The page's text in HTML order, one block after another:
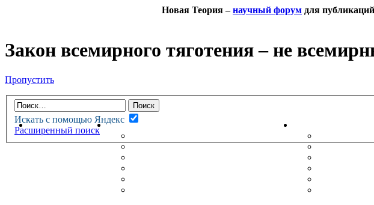
Новая Теория –научный форум для
Закон всемирного тяготения – не
Пропустить
Искать с помощью Яндекс
Расширенный поиск
НОВАЯ ТЕОРИЯФОРУМ
НЕПРОЧИТАННЫЕ СООБЩЕНИЯ